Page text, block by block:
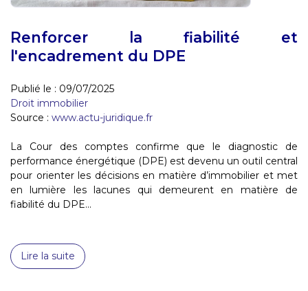
Renforcer la fiabilité et
l'encadrement du DPE
Publié le : 09/07/2025
Droit immobilier
Source : www.actu-juridique.fr
La Cour des comptes confirme que le diagnostic de
performance énergétique (DPE) est devenu un outil central
pour orienter les décisions en matière d’immobilier et met
en lumière les lacunes qui demeurent en matière de
fiabilité du DPE...
Lire la suite